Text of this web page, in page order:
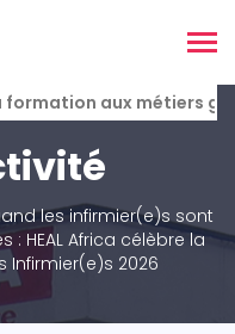
aux métiers
les infirmier(e)s sont
: HEAL Africa célèbre la
Infirmier(e)s 2026